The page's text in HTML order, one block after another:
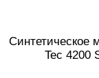
Синтетическое
Tec 4200